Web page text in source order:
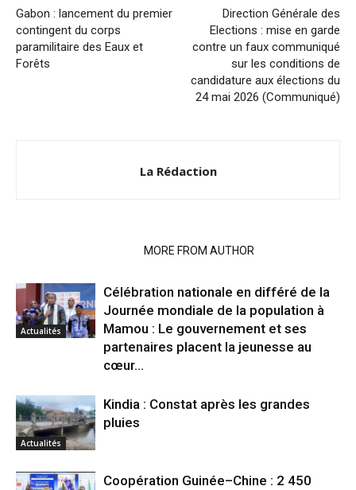
Gabon : lancement du premier
contingent du corps
paramilitaire des Eaux et
Forêts
Direction Générale des
Elections : mise en garde
contre un faux communiqué
sur les conditions de
candidature aux élections du
24 mai 2026 (Communiqué)
La Rédaction
MORE FROM AUTHOR
Actualités
Célébration nationale en différé de la
Journée mondiale de la population à
Mamou : Le gouvernement et ses
partenaires placent la jeunesse au
cœur...
Actualités
Kindia : Constat après les grandes
pluies
Coopération Guinée–Chine : 2 450